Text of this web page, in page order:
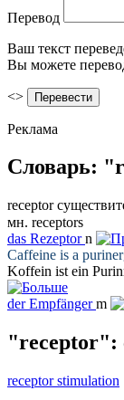
Перевод
Ваш текст
Вы можете
<>
Реклама
Словарь:
receptor
мн. receptors
das Rezeptor n
Caffeine is a
Koffein ist ein
derEmpfänger m
"receptor":
receptor stimulation